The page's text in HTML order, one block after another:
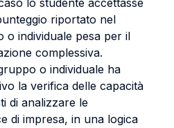
lo studente accettasse
riportato nel
o individuale pesa per il
complessiva.
o individuale ha
la verifica delle capacità
di analizzare le
di impresa, in una logica